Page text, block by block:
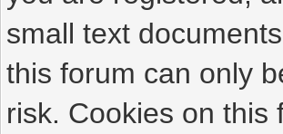
small text
this forum can only
risk. Cookies on this